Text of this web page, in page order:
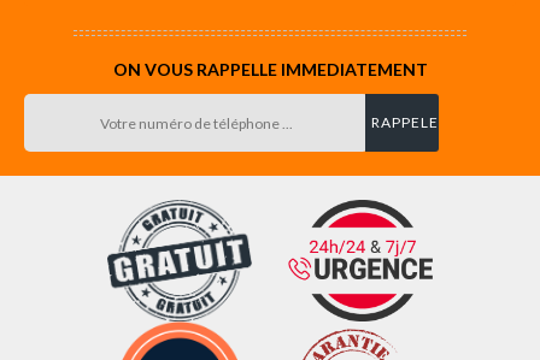
ON VOUS RAPPELLE IMMEDIATEMENT